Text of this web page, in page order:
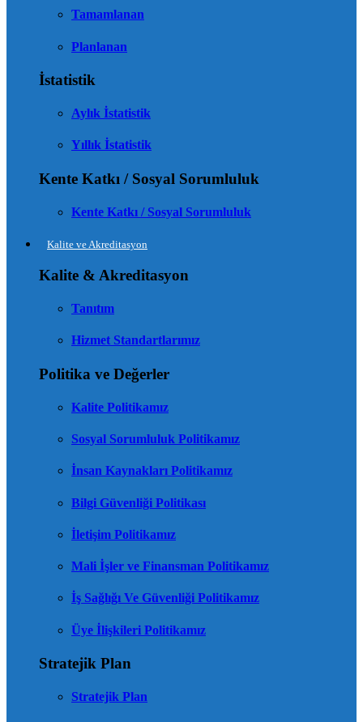
Tamamlanan
Planlanan
İstatistik
Aylık İstatistik
Yıllık İstatistik
Kente Katkı / Sosyal Sorumluluk
Kente Katkı / Sosyal Sorumluluk
Kalite ve Akreditasyon
Kalite & Akreditasyon
Tanıtım
Hizmet Standartlarımız
Politika ve Değerler
Kalite Politikamız
Sosyal Sorumluluk Politikamız
İnsan Kaynakları Politikamız
Bilgi Güvenliği Politikası
İletişim Politikamız
Mali İşler ve Finansman Politikamız
İş Sağlığı Ve Güvenliği Politikamız
Üye İlişkileri Politikamız
Stratejik Plan
Stratejik Plan